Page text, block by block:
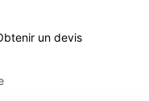
un devis